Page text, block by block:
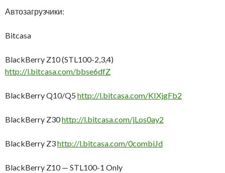
Автозагрузчики:
Bitcasa
BlackBerry Z10 (STL100-2,3,4)
http://l.bitcasa.com/bbse6dfZ
BlackBerry Q10/Q5 http://l.bitcasa.com/KIXjgFb2
BlackBerry Z30http://l.bitcasa.com/jLos0ay2
BlackBerry Z3http://l.bitcasa.com/0combiJd
BlackBerry Z10 — STL100-1 Only